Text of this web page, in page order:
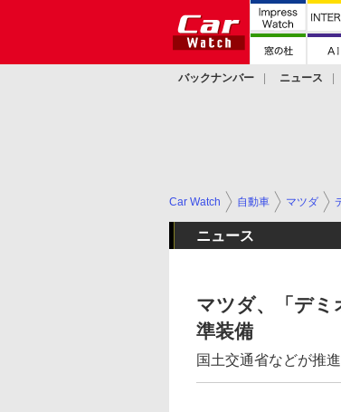
バックナンバー ニュース
Car Watch 自動車 マツダ
ニュース
マツダ、「デミ
準装備
国土交通省などが推